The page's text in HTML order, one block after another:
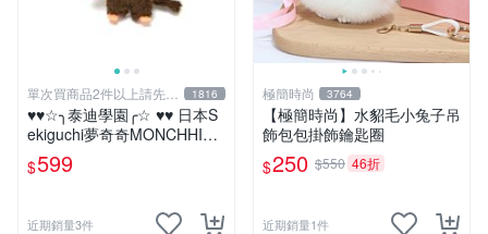
單次買商品2件以上請先詢
問運費
1816
♥♥☆╮泰迪學園╭☆ ♥♥ 日本S
ekiguchi夢奇奇MONCHHICH
I【mini女孩】吊飾(另售男孩)
$599
近期銷量3件
極簡時尚 3764
【極簡時尚】水貂毛小兔子吊
飾包包掛飾鑰匙圈
$250 $550 46折
近期銷量1件